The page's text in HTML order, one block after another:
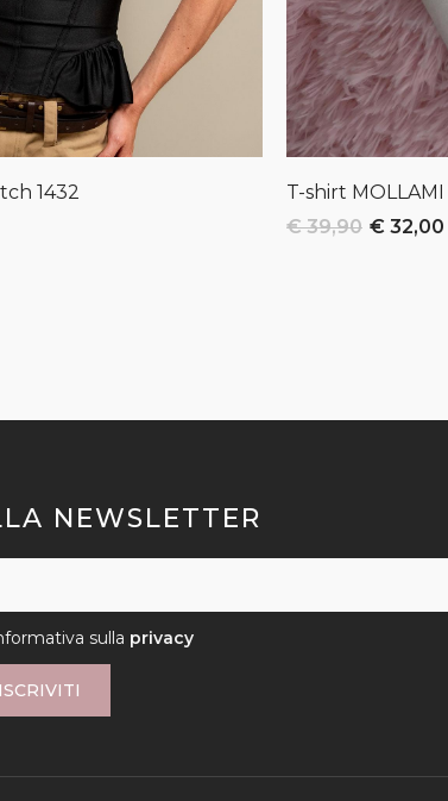
1432
T-shirt MOLLAMI
€ 39,90 € 32,00
NEWSLETTER
sulla privacy
ISCRIVITI